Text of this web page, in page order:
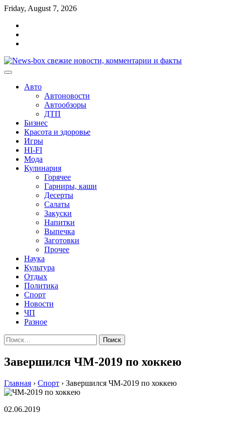
Перейти
содержимому
Friday, August 7, 2026
Авто
Автоновости
Автообзоры
ДТП
Бизнес
Красота и здоровье
Игры
HI-FI
Мода
Кулинария
Горячее
Гарниры, каши
Десерты
Салаты
Закуски
Напитки
Выпечка
Заготовки
Прочее
Наука
Культура
Отдых
Политика
Спорт
Новости
ЧП
Разное
Найти:
Завершился ЧМ-2019 по хоккею
Главная › Спорт › Завершился ЧМ-2019 по хоккею
02.06.2019